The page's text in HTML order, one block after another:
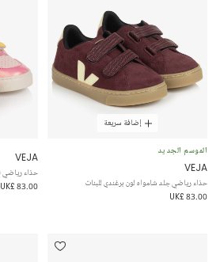
إضافة سريعة
الموسم الجديد
VEJA
حذاء رياضي جلد شامواه لون برغندي للبنات
UK£ 83.00
VEJA
حذاء رياضي V10 جلد لون زهري للبنات
UK£ 83.00